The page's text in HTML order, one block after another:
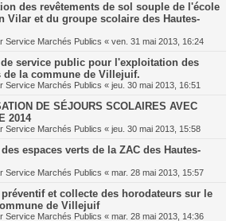
des revêtements de sol souple de l'école
Vilar et du groupe scolaire des Hautes-
Service Marchés Publics « ven. 31 mai 2013, 16:24
de service public pour l'exploitation des
de la commune de Villejuif.
Service Marchés Publics « jeu. 30 mai 2013, 16:51
DE SÉJOURS SCOLAIRES AVEC
2014
Service Marchés Publics « jeu. 30 mai 2013, 15:58
espaces verts de la ZAC des Hautes-
Service Marchés Publics « mar. 28 mai 2013, 15:57
préventif et collecte des horodateurs sur le
de Villejuif
Service Marchés Publics « mar. 28 mai 2013, 14:36